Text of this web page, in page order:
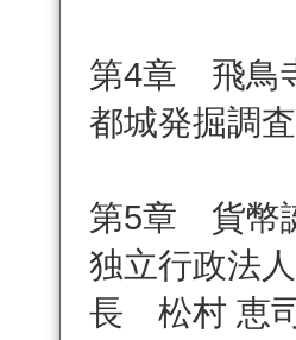
第4章 飛鳥
都城発掘調
第5章 貨幣
独立行政法
長 松村 恵